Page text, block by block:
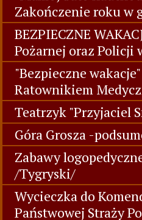
Zakończenie roku w
BEZPIECZNE
Pożarnej oraz Policji
"Bezpieczne
Ratownikiem
Teatrzyk "Przyjaciel
Góra Grosza -
Zabawy
/Tygryski/
Wycieczka do
Państwowej Straży